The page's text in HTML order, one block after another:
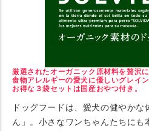
厳選されたオーガニック原材料を贅沢に
食物アレルギーの愛犬に優しいグレイ
お得な３袋セットは国産おやつ付き。
ドッグフードは、愛犬の健やか
ん」。小さなワンちゃんたちにも